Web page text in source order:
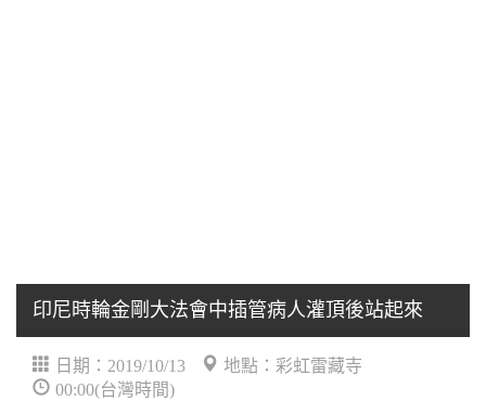
印尼時輪金剛大法會中插管病人灌頂後站起來
日期：2019/10/13
地點：彩虹雷藏寺
00:00(台灣時間)